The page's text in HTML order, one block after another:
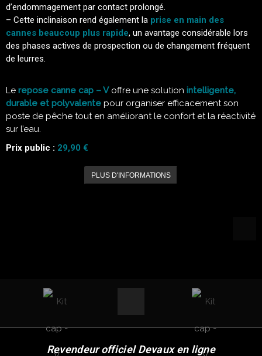
d’endommagement par contact prolongé.
– Cette inclinaison rend également la prise en main des
cannes beaucoup plus rapide, un avantage considérable lors
des phases actives de prospection ou de changement fréquent
de leurres.
Le repose canne cap – Voffre une solution intelligente,
durable et polyvalente pour organiser efficacement son
poste de pêche tout en améliorant le confort et la réactivité
sur l’eau.
Prix public : 29,90 €
PLUS D'INFORMATIONS
Revendeur officiel Devaux en ligne